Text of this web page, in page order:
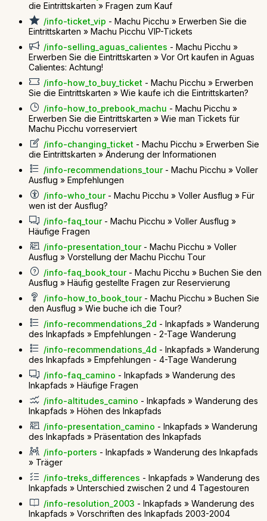
die Eintrittskarten » Fragen zum Kauf
/info-ticket_vip - Machu Picchu » Erwerben Sie die
Eintrittskarten » Machu Picchu VIP-Tickets
/info-selling_aguas_calientes - Machu Picchu »
Erwerben Sie die Eintrittskarten » Vor Ort kaufen in Aguas
Calientes: Achtung!
/info-how_to_buy_ticket - Machu Picchu » Erwerben
Sie die Eintrittskarten » Wie kaufe ich die Eintrittskarten?
/info-how_to_prebook_machu - Machu Picchu »
Erwerben Sie die Eintrittskarten » Wie man Tickets für
Machu Picchu vorreserviert
/info-changing_ticket - Machu Picchu » Erwerben Sie
die Eintrittskarten » Änderung der Informationen
/info-recommendations_tour- Machu Picchu » Voller
Ausflug » Empfehlungen
/info-who_tour- Machu Picchu » Voller Ausflug » Für
wen ist der Ausflug?
/info-faq_tour- Machu Picchu » Voller Ausflug »
Häufige Fragen
/info-presentation_tour- Machu Picchu » Voller
Ausflug » Vorstellung der Machu Picchu Tour
/info-faq_book_tour- Machu Picchu » Buchen Sie den
Ausflug » Häufig gestellte Fragen zur Reservierung
/info-how_to_book_tour- Machu Picchu » Buchen Sie
den Ausflug » Wie buche ich die Tour?
/info-recommendations_2d - Inkapfads » Wanderung
des Inkapfads » Empfehlungen - 2-Tage Wanderung
/info-recommendations_4d - Inkapfads » Wanderung
des Inkapfads » Empfehlungen - 4-Tage Wanderung
/info-faq_camino - Inkapfads » Wanderung des
Inkapfads » Häufige Fragen
/info-altitudes_camino - Inkapfads » Wanderung des
Inkapfads » Höhen des Inkapfads
/info-presentation_camino - Inkapfads » Wanderung
des Inkapfads » Präsentation des Inkapfads
/info-porters - Inkapfads » Wanderung des Inkapfads
» Träger
/info-treks_differences - Inkapfads » Wanderung des
Inkapfads » Unterschied zwischen 2 und 4 Tagestouren
/info-resolution_2003 - Inkapfads » Wanderung des
Inkapfads » Vorschriften des Inkapfads 2003-2004